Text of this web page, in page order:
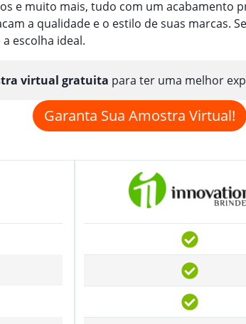
e muito mais, tudo com um
a qualidade e o estilo de suas marcas.
a escolha ideal.
virtual gratuita para ter uma melhor
Garanta Sua Amostra Virtual!